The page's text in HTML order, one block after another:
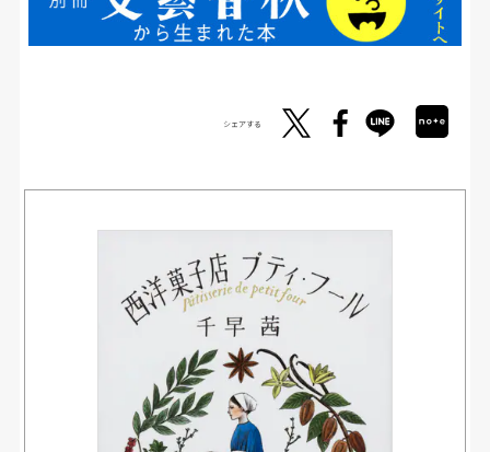
シェアする